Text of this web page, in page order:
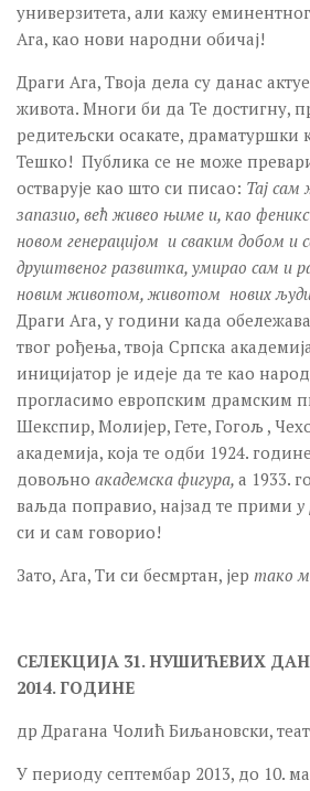
универзитета, али кажу
Ага, као нови народни обичај!
Драги Ага, Твоја дела су данас
живота. Многи би да Те достигну,
редитељски осакате, драматуршки
Тешко! Публика се не може
остварује као што си писао: Тај
запазио, већ живео њиме и, као
новом генерацијом и сваким добом и
друштвеног развитка, умирао сам и
новим животом, животом нових
Драги Ага, у години када
твог рођења, твоја Српска
иницијатор је идеје да те као
прогласимо европским драмским
Шекспир, Молијер, Гете, Гогољ ,
академија, која те одби 1924.
довољно академска фигура, а 1933.
ваљда поправио, најзад те прими у
си и сам говорио!
Зато, Ага, Ти си бесмртан, јер тако
СЕЛЕКЦИЈА 31. НУШИЋЕВИХ
2014. ГОДИНЕ
др Драгана Чолић Биљановски,
У периоду септембар 2013, до 10.